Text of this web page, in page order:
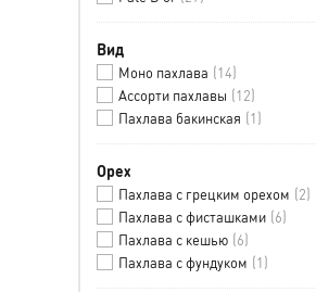
Вид
Моно пахлава 14
Ассорти пахлавы 12
Пахлава бакинская 1
Орех
Пахлава с грецким орехом 2
Пахлава с фисташками 6
Пахлава с кешью 6
Пахлава с фундуком 1